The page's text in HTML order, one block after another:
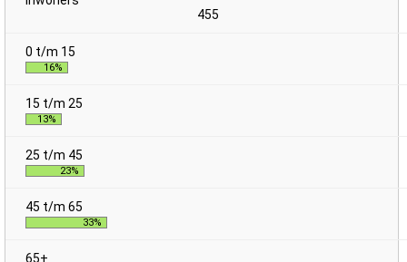
455
16%
13%
23%
33%